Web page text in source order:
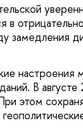
замедления
В
этом